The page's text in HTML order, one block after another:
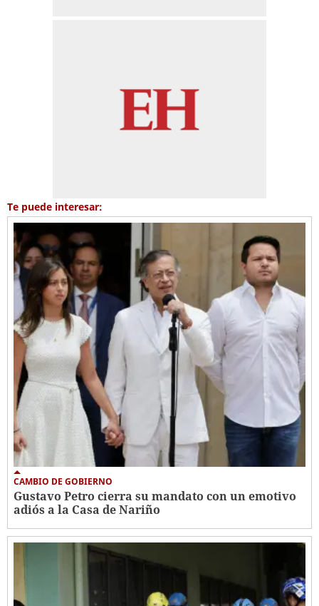
Te puede interesar:
CAMBIO DE GOBIERNO
Gustavo Petro cierra su mandato con un emotivo
adiós a la Casa de Nariño